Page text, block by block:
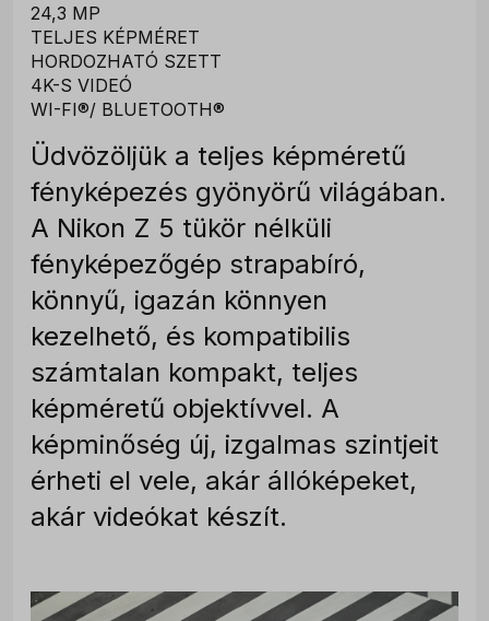
24,3 MP
TELJES KÉPMÉRET
HORDOZHATÓ SZETT
4K-S VIDEÓ
WI-FI®/ BLUETOOTH®
Üdvözöljük a teljes képméretű
fényképezés gyönyörű világában.
A Nikon Z 5 tükör nélküli
fényképezőgép strapabíró,
könnyű, igazán könnyen
kezelhető, és kompatibilis
számtalan kompakt, teljes
képméretű objektívvel. A
képminőség új, izgalmas szintjeit
érheti el vele, akár állóképeket,
akár videókat készít.